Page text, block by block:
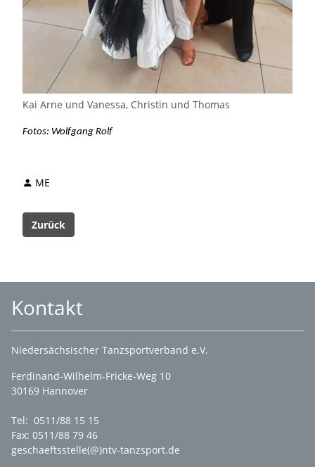
Kai Arne und Vanessa, Christin und Thomas
Fotos: Wolfgang Rolf
ME
Zurück
Kontakt
Niedersächsischer Tanzsportverband e.V.
Ferdinand-Wilhelm-Fricke-Weg 10
30169 Hannover
Tel: 0511/88 15 15
Fax: 0511/88 79 46
geschaeftsstelle(@)ntv-tanzsport.de